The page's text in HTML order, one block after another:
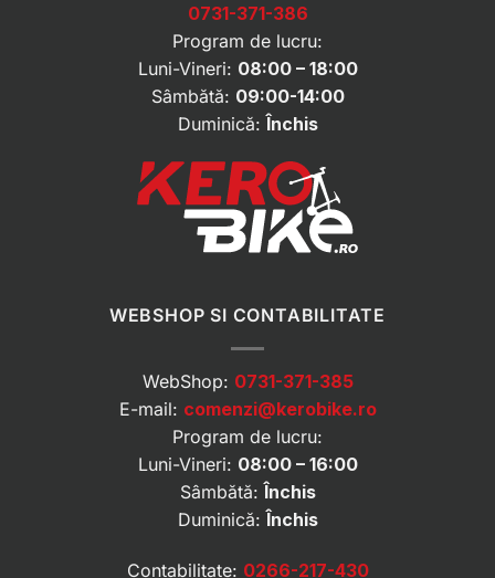
0731-371-386
Program de lucru:
Luni-Vineri: 08:00 – 18:00
Sâmbătă: 09:00-14:00
Duminică:Închis
WEBSHOP SI CONTABILITATE
WebShop: 0731-371-385
E-mail: comenzi@kerobike.ro
Program de lucru:
Luni-Vineri: 08:00 – 16:00
Sâmbătă: Închis
Duminică: Închis
Contabilitate: 0266-217-430